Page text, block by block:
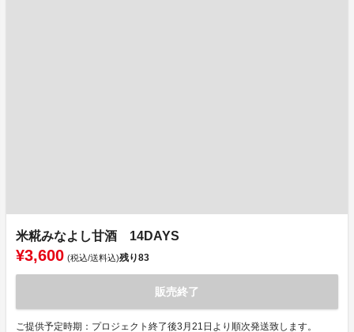
米糀みなよし甘酒 14DAYS
¥3,600 (税込/送料込)残り83
販売終了
ご提供予定時期：プロジェクト終了後3月21日より順次発送致します。